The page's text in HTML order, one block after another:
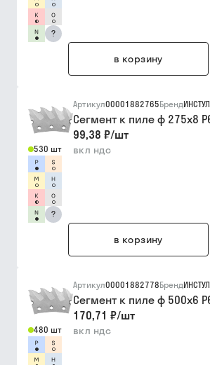
?
в корзину
530 шт
?
Артикул00001882765Бренд
Сегмент к пиле ф 275х8
99,38 ₽/шт
вкл ндс
в корзину
480 шт
Артикул00001882778Бренд
Сегмент к пиле ф 500х6
170,71 ₽/шт
вкл ндс